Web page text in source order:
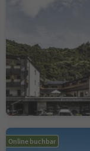
Online buchbar